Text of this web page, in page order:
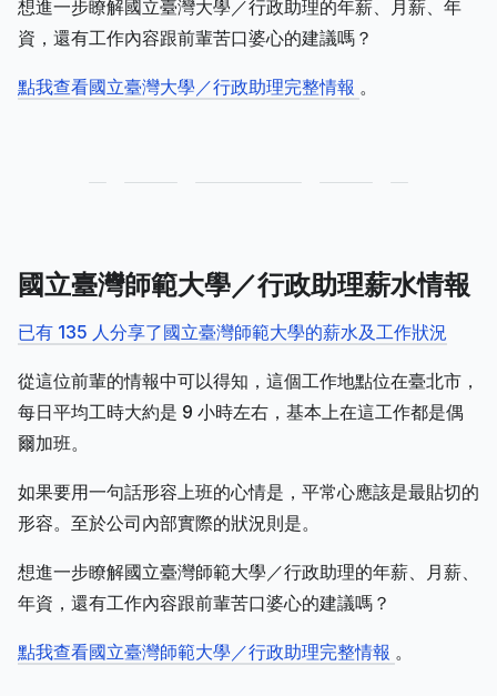
想進一步瞭解國立臺灣大學／行政助理的年薪、月薪、年
資，還有工作內容跟前輩苦口婆心的建議嗎？
點我查看國立臺灣大學／行政助理完整情報 。
國立臺灣師範大學／行政助理薪水情報
已有 135 人分享了國立臺灣師範大學的薪水及工作狀況
從這位前輩的情報中可以得知，這個工作地點位在臺北市，
每日平均工時大約是 9 小時左右，基本上在這工作都是偶
爾加班。
如果要用一句話形容上班的心情是，平常心應該是最貼切的
形容。至於公司內部實際的狀況則是。
想進一步瞭解國立臺灣師範大學／行政助理的年薪、月薪、
年資，還有工作內容跟前輩苦口婆心的建議嗎？
點我查看國立臺灣師範大學／行政助理完整情報 。